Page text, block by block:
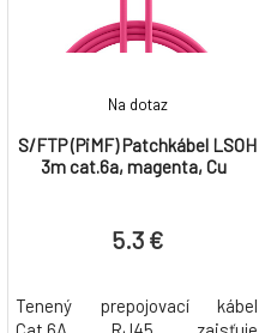
Typ pripojenia
S/FTP (PiMF) Patchkábel LSOH
3m cat.6a, magenta, Cu
Na dotaz
5.3 €
Tenený prepojovací kábel